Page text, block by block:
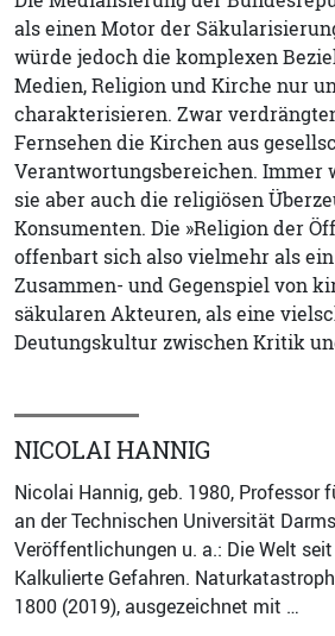
als einen Motor der
würde jedoch die komplexen
Medien, Religion und Kirche nur
charakterisieren. Zwar
Fernsehen die Kirchen aus
Verantwortungsbereichen. Immer
sie aber auch die religiösen
Konsumenten. Die »Religion der
offenbart sich also vielmehr als
Zusammen- und Gegenspiel von
säkularen Akteuren, als eine
Deutungskultur zwischen Kritik
NICOLAI HANNIG
Nicolai Hannig, geb. 1980, Professor
an der Technischen Universität
Veröffentlichungen u. a.: Die Welt
Kalkulierte Gefahren.
1800 (2019), ausgezeichnet mit …